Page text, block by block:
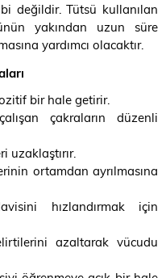
değildir. Tütsü kullanılan
yakından uzun süre
yardımcı olacaktır.
bir hale getirir.
çakraların düzenli
uzaklaştırır.
ortamdan ayrılmasına
hızlandırmak için
azaltarak vücudu